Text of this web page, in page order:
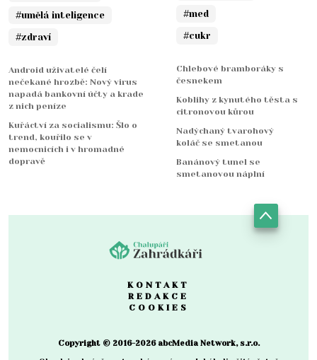
#umělá inteligence
#zdraví
Android uživatelé čelí
nečekané hrozbě: Nový virus
napadá bankovní účty a krade
z nich peníze
Kuřáctví za socialismu: Šlo o
trend, kouřilo se v
nemocnicích i v hromadné
dopravě
#med
#cukr
Chlebové bramboráky s
česnekem
Koblihy z kynutého těsta s
citronovou kůrou
Nadýchaný tvarohový
koláč se smetanou
Banánový tunel se
smetanovou náplní
KONTAKT
REDAKCE
COOKIES
Copyright © 2016-2026 abcMedia Network, s.r.o.